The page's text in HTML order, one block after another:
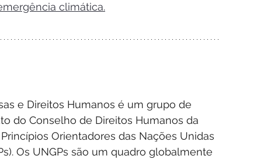
climática.
e Direitos Humanos é um grupo de
do Conselho de Direitos Humanos da
Orientadores das Nações Unidas
Os UNGPs são um quadro globalmente